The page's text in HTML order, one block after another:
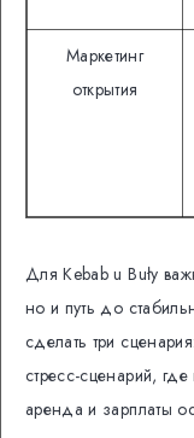
Маркетинг
открытия
Для Kebab u Buły
но и путь до
сделать три
стресс-сценарий,
аренда и зарплаты